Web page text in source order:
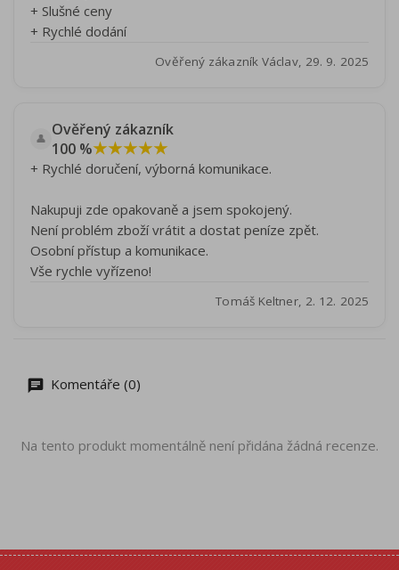
+ Slušné ceny
+ Rychlé dodání
Ověřený zákazník Václav, 29. 9. 2025
👤 Ověřený zákazník
100 %★★★★★
+ Rychlé doručení, výborná komunikace.
Nakupuji zde opakovaně a jsem spokojený.
Není problém zboží vrátit a dostat peníze zpět.
Osobní přístup a komunikace.
Vše rychle vyřízeno!
Tomáš Keltner, 2. 12. 2025
Komentáře (0)
Na tento produkt momentálně není přidána žádná recenze.